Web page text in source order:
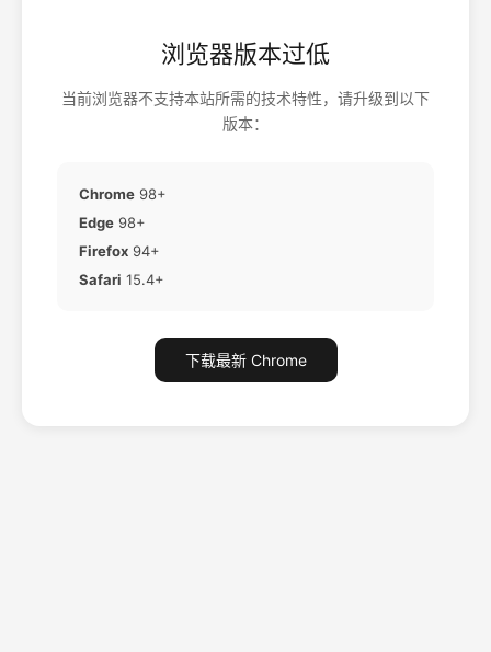
浏览器版本过低
当前浏览器不支持本站所需的技术特性，请升级到以下
版本：
Chrome 98+
Edge 98+
Firefox 94+
Safari 15.4+
下载最新 Chrome